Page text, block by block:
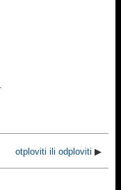
otploviti ili odploviti ▶